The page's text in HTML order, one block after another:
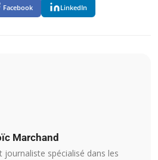
Facebook LinkedIn
Marchand
journaliste spécialisé dans les